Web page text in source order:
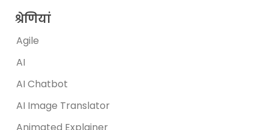
श्रेणियां
Agile
AI
AI Chatbot
AI Image Translator
Animated Explainer